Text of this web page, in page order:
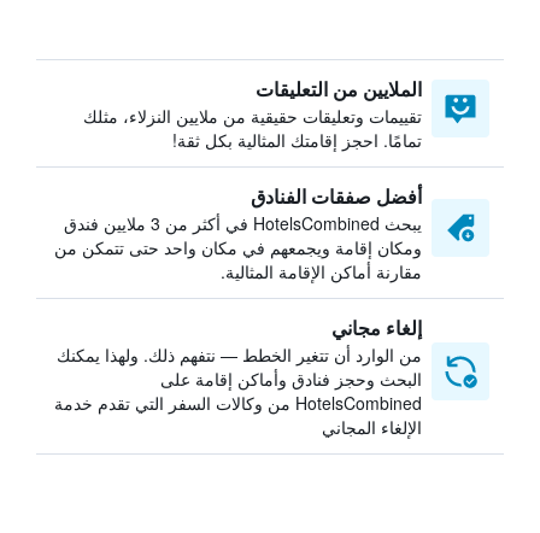
الملايين من التعليقات
تقييمات وتعليقات حقيقية من ملايين النزلاء، مثلك
تمامًا. احجز إقامتك المثالية بكل ثقة!
أفضل صفقات الفنادق
يبحث HotelsCombined في أكثر من 3 ملايين فندق
ومكان إقامة ويجمعهم في مكان واحد حتى تتمكن من
مقارنة أماكن الإقامة المثالية.
إلغاء مجاني
من الوارد أن تتغير الخطط — نتفهم ذلك. ولهذا يمكنك
البحث وحجز فنادق وأماكن إقامة على
HotelsCombined من وكالات السفر التي تقدم خدمة
الإلغاء المجاني